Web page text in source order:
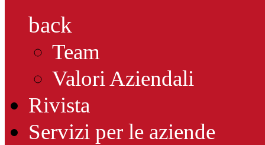
back
Team
Valori Aziendali
Rivista
Servizi per le aziende